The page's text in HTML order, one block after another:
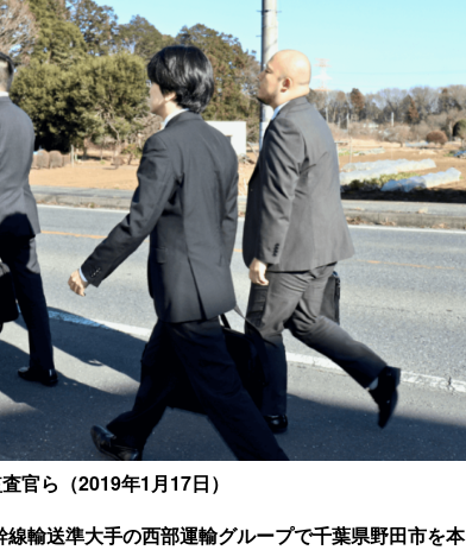
官ら（2019年1月17日）
輸送準大手の西部運輸グループで千葉県野田市を本